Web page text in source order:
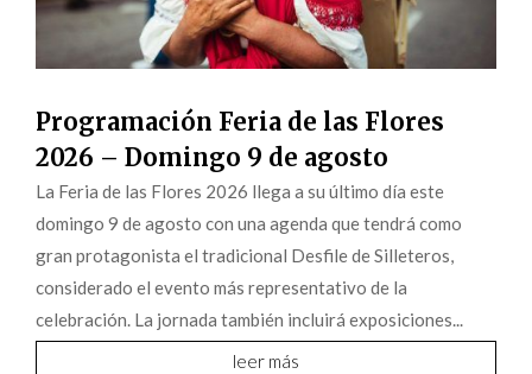
Programación Feria de las Flores
2026 – Domingo 9 de agosto
La Feria de las Flores 2026 llega a su último día este
domingo 9 de agosto con una agenda que tendrá como
gran protagonista el tradicional Desfile de Silleteros,
considerado el evento más representativo de la
celebración. La jornada también incluirá exposiciones...
leer más